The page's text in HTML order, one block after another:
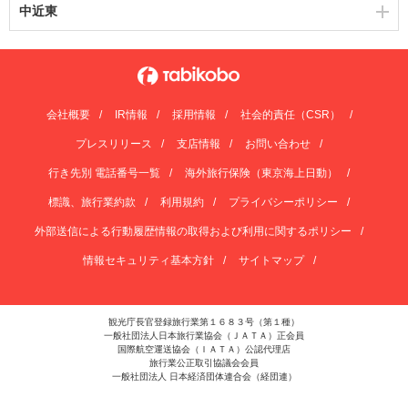
中近東
会社概要 IR情報 採用情報 社会的責任（CSR）
プレスリリース 支店情報 お問い合わせ
行き先別 電話番号一覧 海外旅行保険（東京海上日動）
標識、旅行業約款 利用規約 プライバシーポリシー
外部送信による行動履歴情報の取得および利用に関するポリシー
情報セキュリティ基本方針 サイトマップ
観光庁長官登録旅行業第１６８３号（第１種）
一般社団法人日本旅行業協会（ＪＡＴＡ）正会員
国際航空運送協会（ＩＡＴＡ）公認代理店
旅行業公正取引協議会会員
一般社団法人 日本経済団体連合会（経団連）